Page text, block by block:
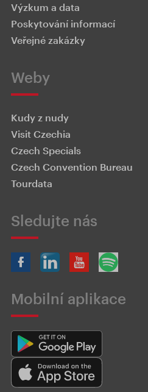
Výzkum a data
Poskytování informací
Veřejné zakázky
Weby
Kudy z nudy
Visit Czechia
Czech Specials
Czech Convention Bureau
Tourdata
Sledujte nás
Mobilní aplikace